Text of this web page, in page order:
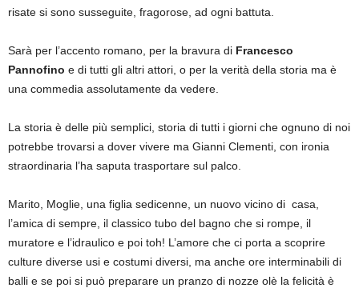
risate si sono susseguite, fragorose, ad ogni battuta.
Sarà per l’accento romano, per la bravura di Francesco
Pannofino e di tutti gli altri attori, o per la verità della storia ma è
una commedia assolutamente da vedere.
La storia è delle più semplici, storia di tutti i giorni che ognuno di noi
potrebbe trovarsi a dover vivere ma Gianni Clementi, con ironia
straordinaria l’ha saputa trasportare sul palco.
Marito, Moglie, una figlia sedicenne, un nuovo vicino di casa,
l’amica di sempre, il classico tubo del bagno che si rompe, il
muratore e l’idraulico e poi toh! L’amore che ci porta a scoprire
culture diverse usi e costumi diversi, ma anche ore interminabili di
balli e se poi si può preparare un pranzo di nozze olè la felicità è